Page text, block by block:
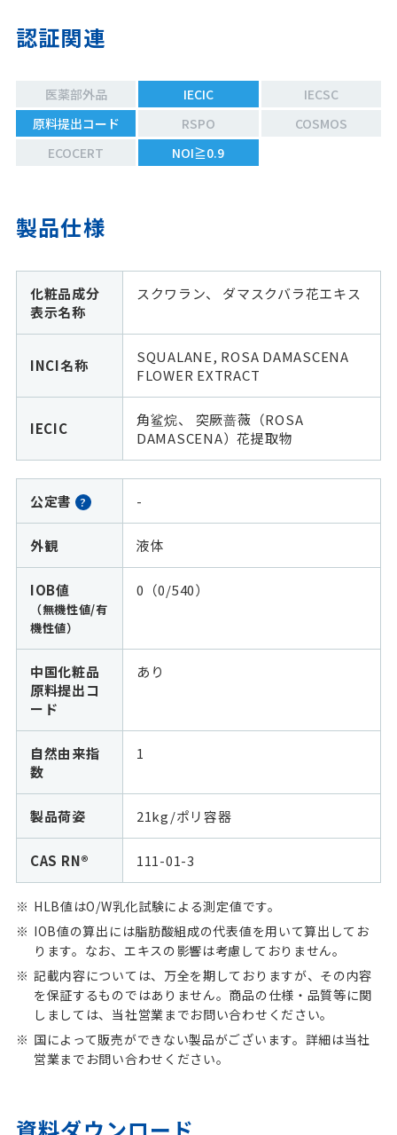
認証関連
医薬部外品 IECIC
IECSC
原料提出コード
RSPO
COSMOS
ECOCERT
NOI≧0.9
製品仕様
化粧品成分
表示名称
スクワラン、 ダマスクバラ花エキス
INCI名称
SQUALANE, ROSA DAMASCENA
FLOWER EXTRACT
IECIC
角鲨烷、 突厥蔷薇（ROSA
DAMASCENA）花提取物
公定書 ? -
外観 液体
IOB値
（無機性値/有
機性値）
0（0/540）
中国化粧品
原料提出コ
ード
あり
自然由来指
数
1
製品荷姿 21kg/ポリ容器
CAS RN® 111-01-3
HLB値はO/W乳化試験による測定値です。
IOB値の算出には脂肪酸組成の代表値を用いて算出してお
ります。なお、エキスの影響は考慮しておりません。
記載内容については、万全を期しておりますが、その内容
を保証するものではありません。商品の仕様・品質等に関
しましては、当社営業までお問い合わせください。
国によって販売ができない製品がございます。詳細は当社
営業までお問い合わせください。